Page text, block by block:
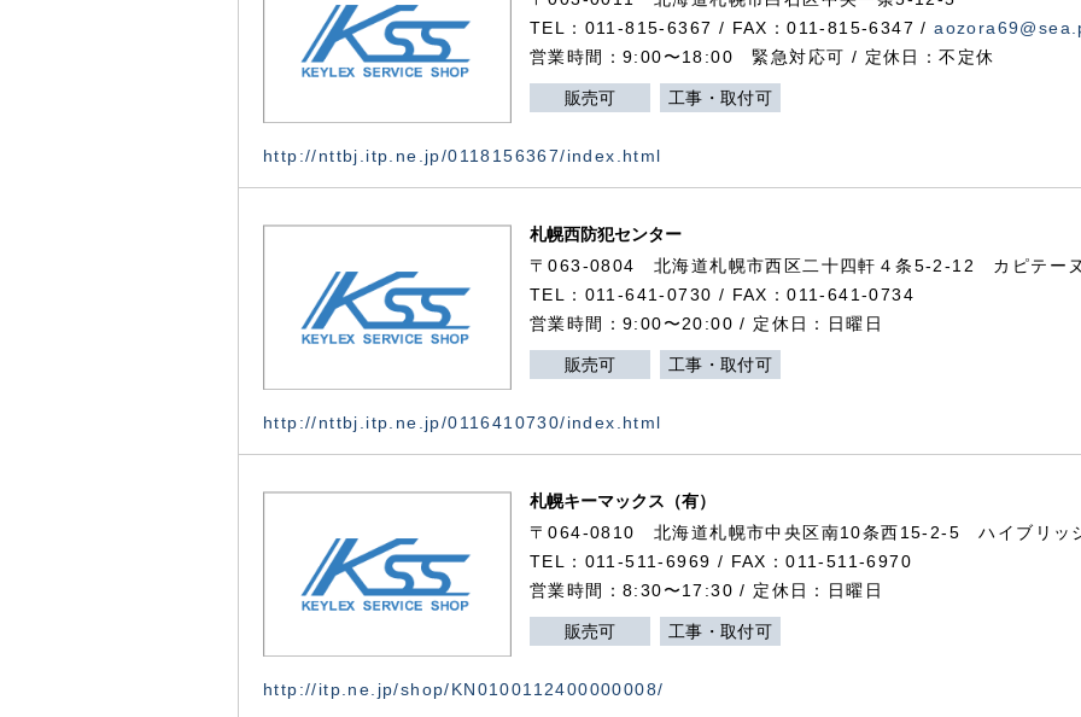
TEL：011-815-6367 / FAX：011-815-6347 /
営業時間：9:00〜18:00 緊急対応可 / 定休日：不定休
販売可 工事・取付可
http://nttbj.itp.ne.jp/0118156367/index.html
札幌西防犯センター
〒063-0804 北海道札幌市西区二十四軒４条5-2-12 カピテー
TEL：011-641-0730 / FAX：011-641-0734
営業時間：9:00〜20:00 / 定休日：日曜日
販売可 工事・取付可
http://nttbj.itp.ne.jp/0116410730/index.html
札幌キーマックス（有）
〒064-0810 北海道札幌市中央区南10条西15-2-5 ハイブリッ
TEL：011-511-6969 / FAX：011-511-6970
営業時間：8:30〜17:30 / 定休日：日曜日
販売可 工事・取付可
http://itp.ne.jp/shop/KN0100112400000008/